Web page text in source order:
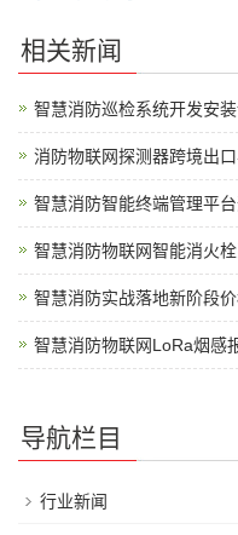
相关新闻
智慧消防巡检系统开发安
消防物联网探测器跨境出
智慧消防智能终端管理平
智慧消防物联网智能消火
智慧消防实战落地新阶段
智慧消防物联网LoRa烟感
导航栏目
行业新闻